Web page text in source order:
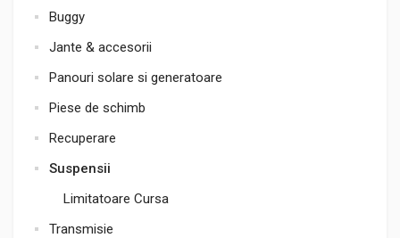
Buggy
Jante & accesorii
Panouri solare si generatoare
Piese de schimb
Recuperare
Suspensii
Limitatoare Cursa
Transmisie